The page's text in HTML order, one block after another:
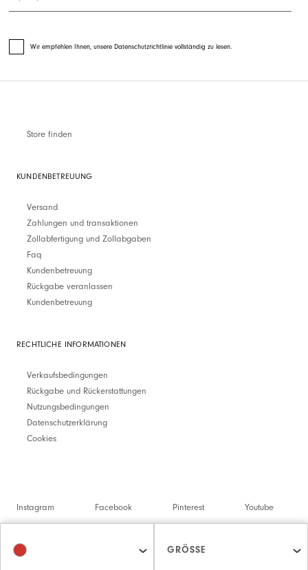
GRÖSSE
Wir empfehlen Ihnen, unsere Datenschutzrichtlinie vollständig zu lesen.
Store finden
KUNDENBETREUUNG
Versand
Zahlungen und transaktionen
Zollabfertigung und Zollabgaben
Faq
Kundenbetreuung
Rückgabe veranlassen
Kundenbetreuung
RECHTLICHE INFORMATIONEN
Verkaufsbedingungen
Rückgabe und Rückerstattungen
Nutzungsbedingungen
Datenschutzerklärung
Cookies
Instagram Facebook Pinterest Youtube